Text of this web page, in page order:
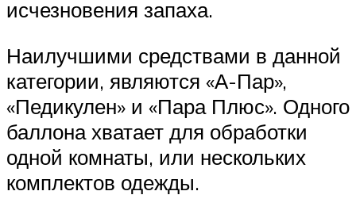
исчезновения запаха.
Наилучшими средствами в данной
категории, являются «А-Пар»,
«Педикулен» и «Пара Плюс». Одного
баллона хватает для обработки
одной комнаты, или нескольких
комплектов одежды.